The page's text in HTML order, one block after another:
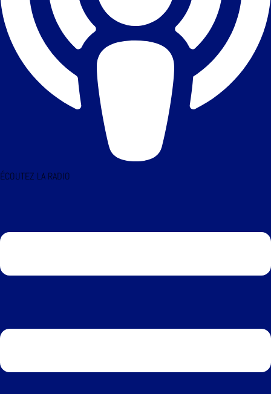
ÉCOUTEZ LA RADIO